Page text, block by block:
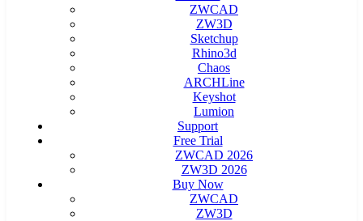
ZWCAD
ZW3D
Sketchup
Rhino3d
Chaos
ARCHLine
Keyshot
Lumion
Support
Free Trial
ZWCAD 2026
ZW3D 2026
Buy Now
ZWCAD
ZW3D